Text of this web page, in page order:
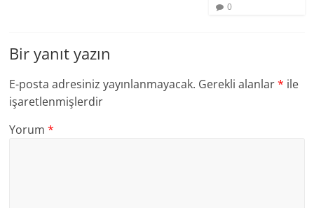
0
Bir yanıt yazın
E-posta adresiniz yayınlanmayacak. Gerekli alanlar* ile
işaretlenmişlerdir
Yorum*